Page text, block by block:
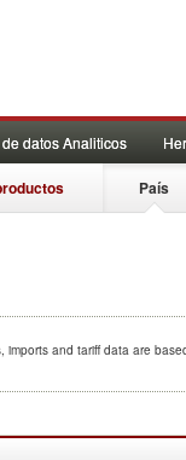
datos Analiticos
País
imports and tariff data are